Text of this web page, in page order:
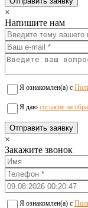
×
Напишите нам
Я ознакомлен(а) с
Я даю согласие на
×
Закажите звонок
Я ознакомлен(а) с